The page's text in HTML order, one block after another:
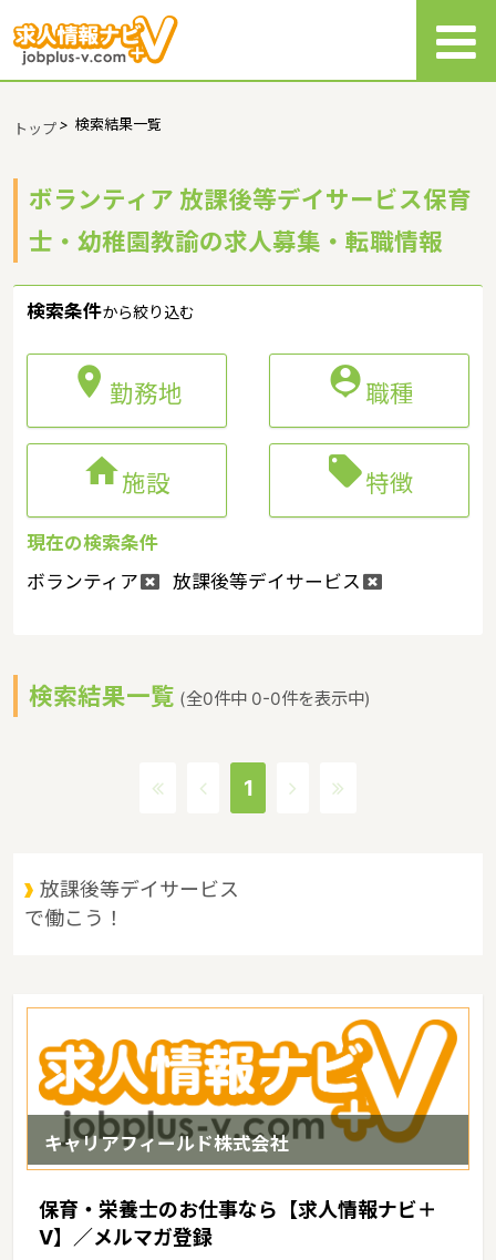
トップ> 検索結果一覧
ボランティア 放課後等デイサービス保育
士・幼稚園教諭の求人募集・転職情報
検索条件から絞り込む
 勤務地 職種
施設 特徴
現在の検索条件
ボランティア
放課後等デイサービス
検索結果一覧 (全0件中 0-0件を表示中)
1
放課後等デイサービス
で働こう！
キャリアフィールド株式会社
保育・栄養士のお仕事なら【求人情報ナビ＋
V】／メルマガ登録